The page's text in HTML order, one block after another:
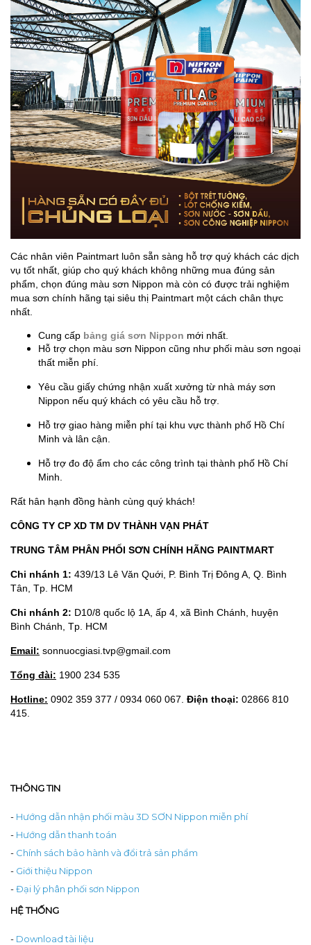
Các nhân viên Paintmart luôn sẵn sàng hỗ trợ quý khách các dịch
vụ tốt nhất, giúp cho quý khách không những mua đúng sản
phẩm, chọn đúng màu sơn Nippon mà còn có được trải nghiệm
mua sơn chính hãng tại siêu thị Paintmart một cách chân thực
nhất.
Cung cấp bảng giá sơn Nippon mới nhất.
Hỗ trợ chọn màu sơn Nippon cũng như phối màu sơn ngoại
thất miễn phí.
Yêu cầu giấy chứng nhận xuất xưởng từ nhà máy sơn
Nippon nếu quý khách có yêu cầu hỗ trợ.
Hỗ trợ giao hàng miễn phí tại khu vực thành phố Hồ Chí
Minh và lân cận.
Hỗ trợ đo độ ẩm cho các công trình tại thành phố Hồ Chí
Minh.
Rất hân hạnh đồng hành cùng quý khách!
CÔNG TY CP XD TM DV THÀNH VẠN PHÁT
TRUNG TÂM PHÂN PHỐI SƠN CHÍNH HÃNG PAINTMART
Chi nhánh 1: 439/13 Lê Văn Quới, P. Bình Trị Đông A, Q. Bình
Tân, Tp. HCM
Chi nhánh 2: D10/8 quốc lộ 1A, ấp 4, xã Bình Chánh, huyện
Bình Chánh, Tp. HCM
Email: sonnuocgiasi.tvp@gmail.com
Tổng đài: 1900 234 535
Hotline: 0902 359 377 / 0934 060 067. Điện thoại: 02866 810
415.
THÔNG TIN
- Hướng dẫn nhận phối màu 3D SƠN Nippon miễn phí
- Hướng dẫn thanh toán
- Chính sách bảo hành và đổi trả sản phẩm
- Giới thiệu Nippon
-Đại lý phân phối sơn Nippon
HỆ THỐNG
- Download tài liệu